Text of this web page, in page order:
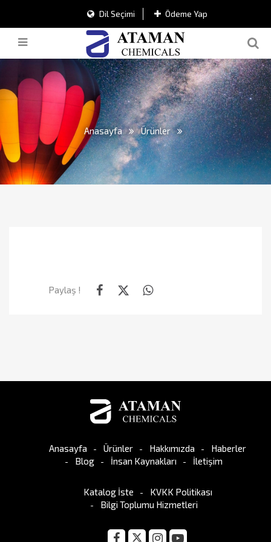
Dil Seçimi Ödeme Yap
Anasayfa Ürünler
Paylaş !
Anasayfa Ürünler Hakkımızda
Haberler
Blog
İnsan Kaynakları İletişim
Katalog İste
KVKK Politikası
Bilgi Toplumu Hizmetleri